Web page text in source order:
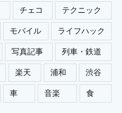
チェコ
テクニック
モバイル
ライフハック
写真記事
列車・鉄道
楽天 浦和
渋谷
車 音楽 食